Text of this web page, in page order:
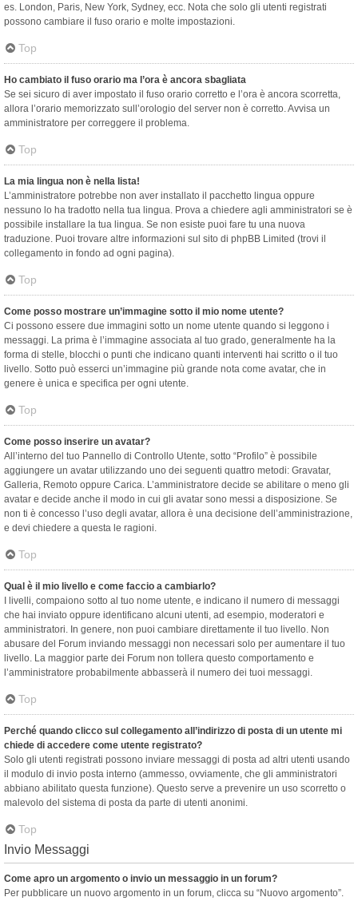
es. London, Paris, New York, Sydney, ecc. Nota che solo gli utenti registrati
possono cambiare il fuso orario e molte impostazioni.
Top
Ho cambiato il fuso orario ma l’ora è ancora sbagliata
Se sei sicuro di aver impostato il fuso orario corretto e l’ora è ancora scorretta,
allora l’orario memorizzato sull’orologio del server non è corretto. Avvisa un
amministratore per correggere il problema.
Top
La mia lingua non è nella lista!
L’amministratore potrebbe non aver installato il pacchetto lingua oppure
nessuno lo ha tradotto nella tua lingua. Prova a chiedere agli amministratori se è
possibile installare la tua lingua. Se non esiste puoi fare tu una nuova
traduzione. Puoi trovare altre informazioni sul sito di phpBB Limited (trovi il
collegamento in fondo ad ogni pagina).
Top
Come posso mostrare un’immagine sotto il mio nome utente?
Ci possono essere due immagini sotto un nome utente quando si leggono i
messaggi. La prima è l’immagine associata al tuo grado, generalmente ha la
forma di stelle, blocchi o punti che indicano quanti interventi hai scritto o il tuo
livello. Sotto può esserci un’immagine più grande nota come avatar, che in
genere è unica e specifica per ogni utente.
Top
Come posso inserire un avatar?
All’interno del tuo Pannello di Controllo Utente, sotto “Profilo” è possibile
aggiungere un avatar utilizzando uno dei seguenti quattro metodi: Gravatar,
Galleria, Remoto oppure Carica. L’amministratore decide se abilitare o meno gli
avatar e decide anche il modo in cui gli avatar sono messi a disposizione. Se
non ti è concesso l’uso degli avatar, allora è una decisione dell’amministrazione,
e devi chiedere a questa le ragioni.
Top
Qual è il mio livello e come faccio a cambiarlo?
I livelli, compaiono sotto al tuo nome utente, e indicano il numero di messaggi
che hai inviato oppure identificano alcuni utenti, ad esempio, moderatori e
amministratori. In genere, non puoi cambiare direttamente il tuo livello. Non
abusare del Forum inviando messaggi non necessari solo per aumentare il tuo
livello. La maggior parte dei Forum non tollera questo comportamento e
l’amministratore probabilmente abbasserà il numero dei tuoi messaggi.
Top
Perché quando clicco sul collegamento all’indirizzo di posta di un utente mi
chiede di accedere come utente registrato?
Solo gli utenti registrati possono inviare messaggi di posta ad altri utenti usando
il modulo di invio posta interno (ammesso, ovviamente, che gli amministratori
abbiano abilitato questa funzione). Questo serve a prevenire un uso scorretto o
malevolo del sistema di posta da parte di utenti anonimi.
Top
Invio Messaggi
Come apro un argomento o invio un messaggio in un forum?
Per pubblicare un nuovo argomento in un forum, clicca su “Nuovo argomento”.